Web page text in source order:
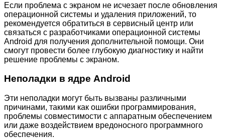
Если проблема с экраном не исчезает после обновления
операционной системы и удаления приложений, то
рекомендуется обратиться в сервисный центр или
связаться с разработчиками операционной системы
Android для получения дополнительной помощи. Они
смогут провести более глубокую диагностику и найти
решение проблемы с экраном.
Неполадки в ядре Android
Эти неполадки могут быть вызваны различными
причинами, такими как ошибки программирования,
проблемы совместимости с аппаратным обеспечением
или даже воздействием вредоносного программного
обеспечения.